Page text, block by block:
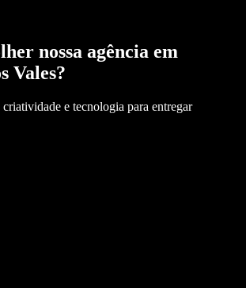
nossa agência em
Vales?
e tecnologia para entregar